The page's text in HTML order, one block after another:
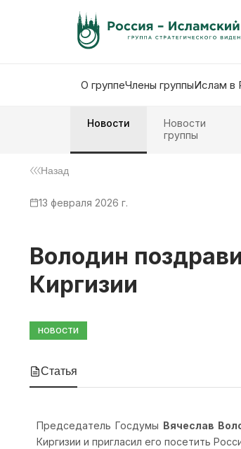
О группеЧлены группыИслам в
Новости
Новости
группы
Назад
13 февраля 2026 г.
Володин
Киргизии
НОВОСТИ
Статья
Председатель Госдумы Вячеслав
Киргизии и пригласил его посетить